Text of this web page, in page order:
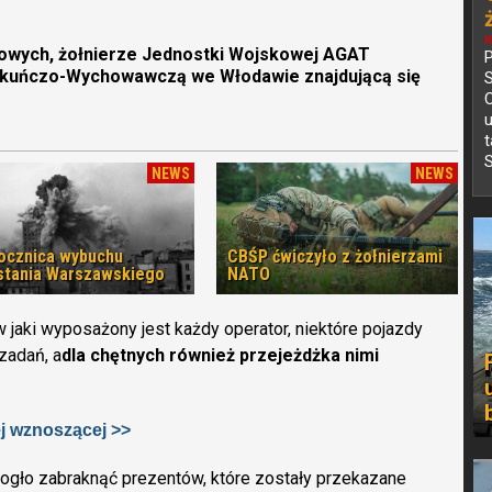
żołnierze Jednostki Wojskowej AGAT
Wychowawczą we Włodawie znajdującą się
NEWS
wybuchu
Warszawskiego
NEWS
CBŚP ćwiczyło z żołnierzami
NATO
wyposażony jest każdy operator, niektóre pojazdy
adla chętnych również przejeżdżka nimi
wznoszącej >>
zabraknąć prezentów, które zostały przekazane